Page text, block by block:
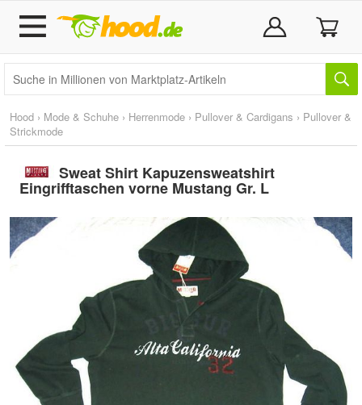
Hood › Mode & Schuhe › Herrenmode › Pullover & Cardigans › Pullover &
Strickmode
Sweat Shirt Kapuzensweatshirt
Eingrifftaschen vorne Mustang Gr. L